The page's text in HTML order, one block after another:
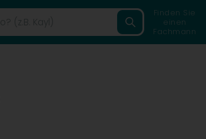
Finden Sie
einen
Fachmann